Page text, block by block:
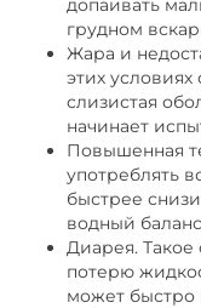
допаивать
грудном
Жара и
этих
слизистая
начинает
Повышенная
употреблять
быстрее
водный
Диарея.
потерю
может быстро